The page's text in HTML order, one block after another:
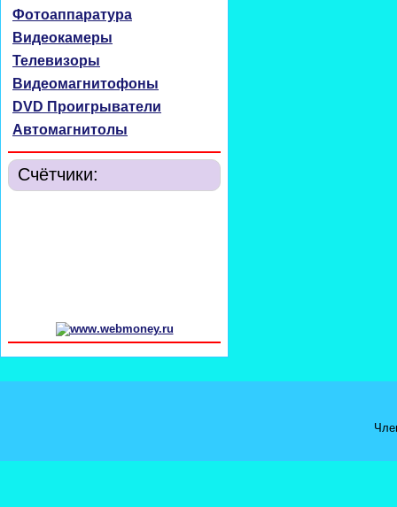
Фотоаппаратура
Видеокамеры
Телевизоры
Видеомагнитофоны
DVD Проигрыватели
Автомагнитолы
Счётчики: